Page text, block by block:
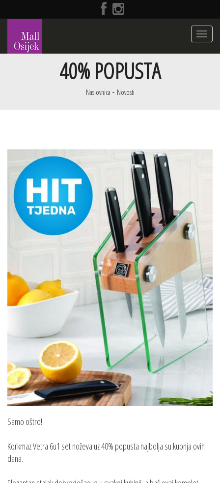
Toggle
40% POPUSTA
Naslovnica Novosti
Samo oštro!
Korkmaz Vetra 6u1 set noževa uz 40% popusta najbolja su kupnja ovih
dana.